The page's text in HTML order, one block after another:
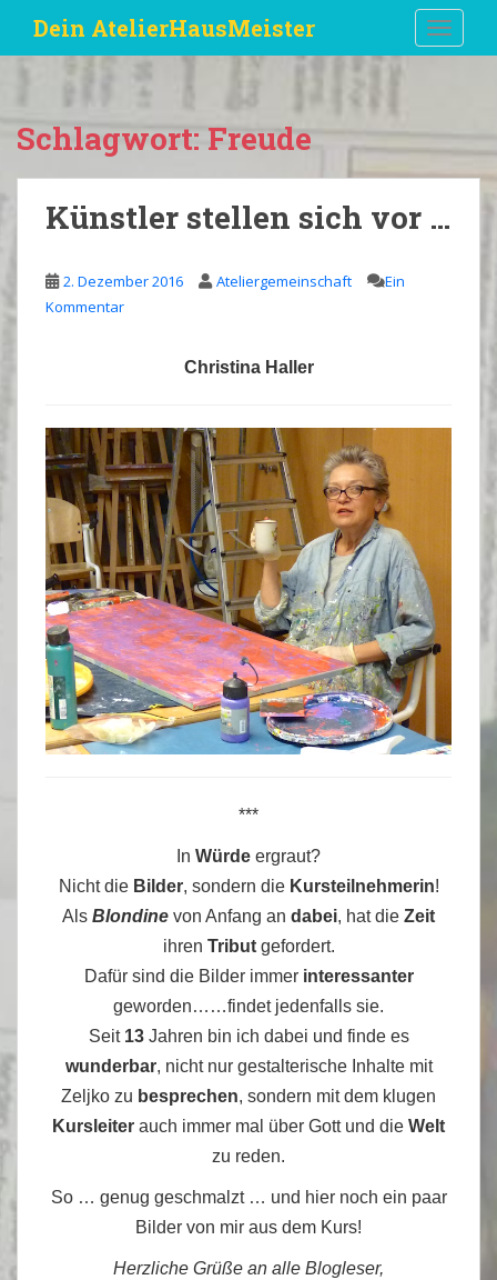
i
Dein AtelierHausMeister
Schlagwort:Freude
Künstler stellen sich vor …
2. Dezember 2016 Ateliergemeinschaft
Ein
Kommentar
Christina Haller
***
In Würde ergraut?
Nicht die Bilder, sondern die Kursteilnehmerin!
Als Blondine von Anfang an dabei, hat die Zeit
ihren Tributgefordert.
Dafür sind die Bilder immer interessanter
geworden……findet jedenfalls sie.
Seit 13Jahren bin ich dabei und finde es
wunderbar, nicht nur gestalterische Inhalte mit
Zeljko zu besprechen, sondern mit dem klugen
Kursleiter auch immer mal über Gott und die Welt
zu reden.
So … genug geschmalzt … und hier noch ein paar
Bilder von mir aus dem Kurs!
Herzliche Grüße an alle Blogleser,